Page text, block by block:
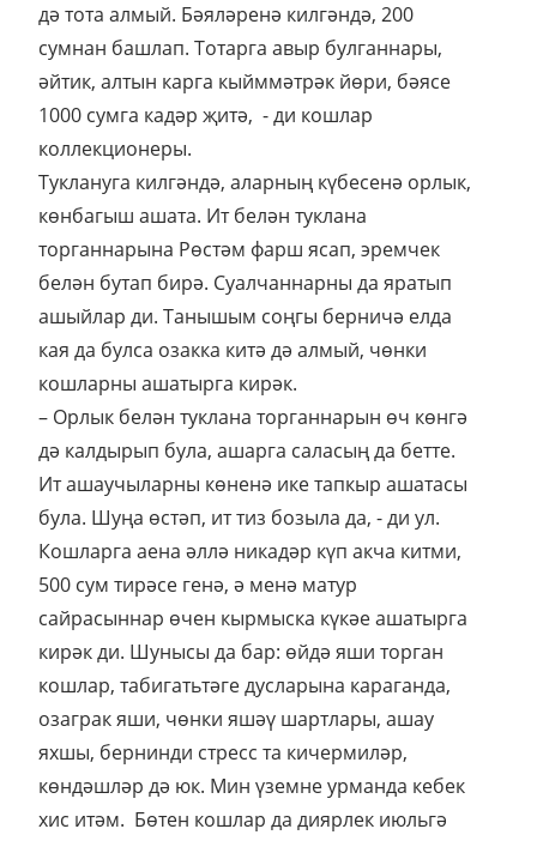
дә тота алмый. Бәяләренә килгәндә, 200
сумнан башлап. Тотарга авыр булганнары,
әйтик, алтын карга кыйммәтрәк йөри, бәясе
1000 сумга кадәр җитә, - ди кошлар
коллекционеры.
Туклануга килгәндә, аларның күбесенә орлык,
көнбагыш ашата. Ит белән туклана
торганнарына Рөстәм фарш ясап, эремчек
белән бутап бирә. Суалчаннарны да яратып
ашыйлар ди. Танышым соңгы берничә елда
кая да булса озакка китә дә алмый, чөнки
кошларны ашатырга кирәк.
– Орлык белән туклана торганнарын өч көнгә
дә калдырып була, ашарга саласың да бетте.
Ит ашаучыларны көненә ике тапкыр ашатасы
була. Шуңа өстәп, ит тиз бозыла да, - ди ул.
Кошларга аена әллә никадәр күп акча китми,
500 сум тирәсе генә, ә менә матур
сайрасыннар өчен кырмыска күкәе ашатырга
кирәк ди. Шунысы да бар: өйдә яши торган
кошлар, табигатьтәге дусларына караганда,
озаграк яши, чөнки яшәү шартлары, ашау
яхшы, бернинди стресс та кичермиләр,
көндәшләр дә юк. Мин үземне урманда кебек
хис итәм. Бөтен кошлар да диярлек июльгә